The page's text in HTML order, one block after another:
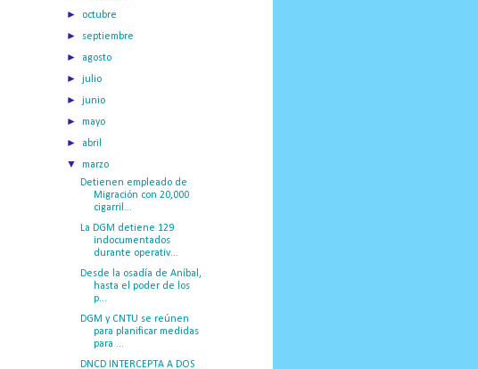
► octubre
► septiembre
► agosto
►julio
►junio
►mayo
► abril
▼marzo
Detienen empleado de
Migración con 20,000
cigarril...
La DGM detiene 129
indocumentados
durante operativ...
Desde la osadía de Aníbal,
hasta el poder de los
p...
DGM y CNTU se reúnen
para planificar medidas
para ...
DNCD INTERCEPTA A DOS